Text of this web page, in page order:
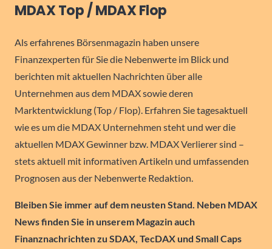
MDAX Top / MDAX Flop
Als erfahrenes Börsenmagazin haben unsere
Finanzexperten für Sie die Nebenwerte im Blick und
berichten mit aktuellen Nachrichten über alle
Unternehmen aus dem MDAX sowie deren
Marktentwicklung (Top / Flop). Erfahren Sie tagesaktuell
wie es um die MDAX Unternehmen steht und wer die
aktuellen MDAX Gewinner bzw. MDAX Verlierer sind –
stets aktuell mit informativen Artikeln und umfassenden
Prognosen aus der Nebenwerte Redaktion.
Bleiben Sie immer auf dem neusten Stand. Neben MDAX
News finden Sie in unserem Magazin auch
Finanznachrichten zu SDAX, TecDAX und Small Caps